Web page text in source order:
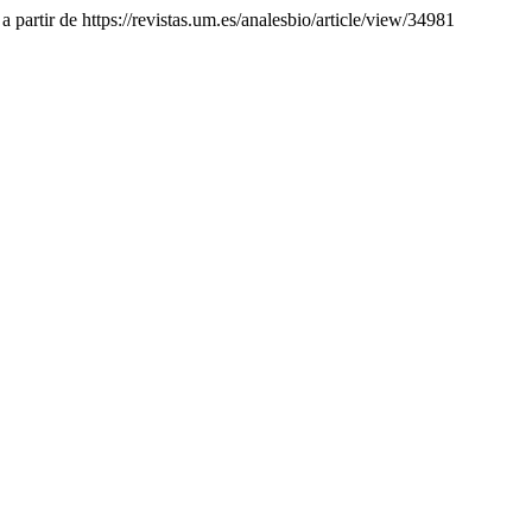
partir de https://revistas.um.es/analesbio/article/view/34981